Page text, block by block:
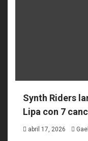
Synth Riders
Lipa con 7
abril 17, 2026 Gael